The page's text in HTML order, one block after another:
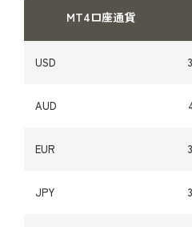
MT4口座通貨
USD
AUD
EUR
JPY